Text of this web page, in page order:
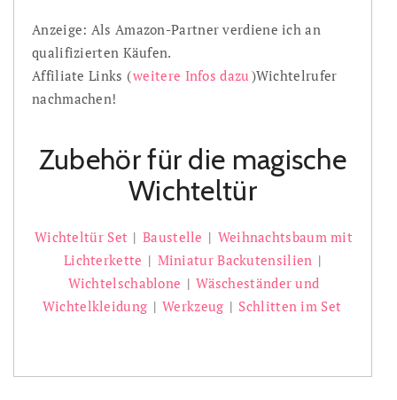
Anzeige: Als Amazon-Partner verdiene ich an
qualifizierten Käufen.
Affiliate Links (weitere Infos dazu )Wichtelrufer
nachmachen!
Zubehör für die magische
Wichteltür
Wichteltür Set | Baustelle | Weihnachtsbaum mit
Lichterkette | Miniatur Backutensilien |
Wichtelschablone | Wäscheständer und
Wichtelkleidung | Werkzeug | Schlitten im Set